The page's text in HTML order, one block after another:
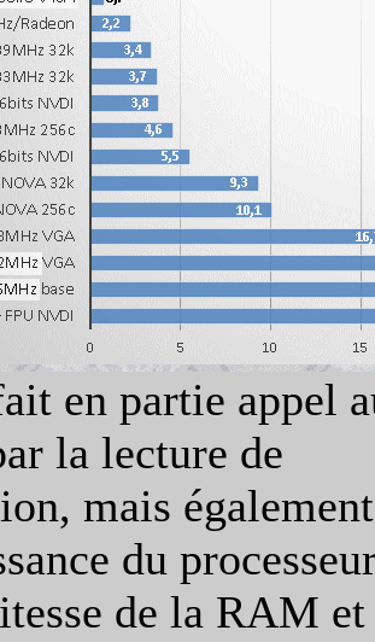
en partie appel
la lecture de
mais également
du
de la RAM et